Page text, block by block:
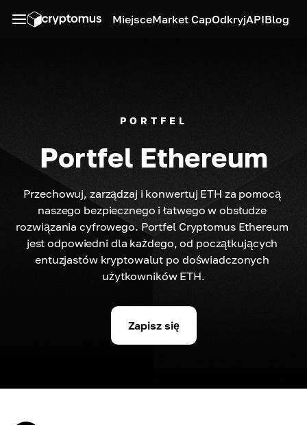
MiejsceMarket CapOdkryjAPIBlog
PORTFEL
Portfel Ethereum
Przechowuj, zarządzaj i konwertuj ETH za pomocą
naszego bezpiecznego i łatwego w obsłudze
rozwiązania cyfrowego. Portfel Cryptomus Ethereum
jest odpowiedni dla każdego, od początkujących
entuzjastów kryptowalut po doświadczonych
użytkowników ETH.
Zapisz się